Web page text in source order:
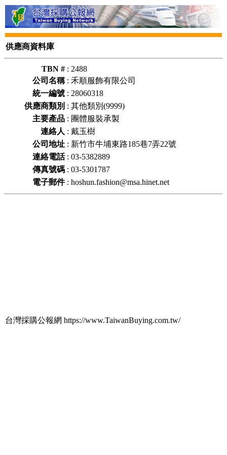
供應商資料庫
TBN # : 2488
公司名稱: 禾順服飾有限公司
統一編號 : 28060318
供應商類別 : 其他類別(9999)
主要產品 : 團體服裝承製
連絡人 : 戴玉樹
公司地址 : 新竹市牛埔東路185巷7弄22號
連絡電話: 03-5382889
傳真號碼 : 03-5301787
電子郵件: hoshun.fashion@msa.hinet.net
台灣採購公報網 https://www.TaiwanBuying.com.tw/